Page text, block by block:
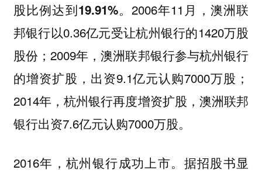
股比例达到19.91%。 2006年11月，澳洲联
邦银行以0.36亿元受让杭州银行的1420万股
股份；2009年，澳洲联邦银行参与杭州银行
的增资扩股，出资9.1亿元认购7000万股；
2014年，杭州银行再度增资扩股，澳洲联邦
银行出资7.6亿元认购7000万股。
2016年，杭州银行成功上市。据招股书显